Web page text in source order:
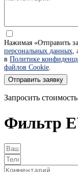
Нажимая «Отправить
персональных данных,
в Политике
файлов Cookie.
Отправить заявку
Запросить
Фильтр